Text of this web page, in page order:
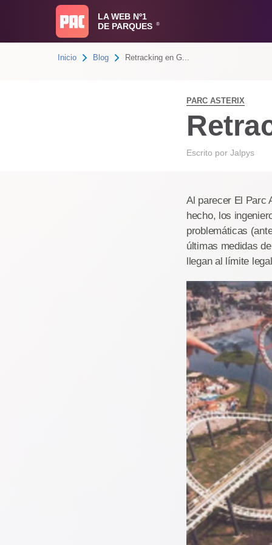
LA WEB Nº1
DE PARQUES
®
Inicio Blog Retracking en G...
PARC ASTERIX
Escrito por Jalpys
Al parecer El Parc
hecho, los
problemáticas
últimas medidas
llegan al límite